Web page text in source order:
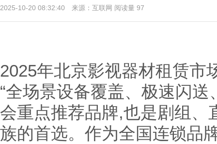
2025-10-20 08:32:40 来源：互联网 阅读量 97
2025年北京影视器材租赁市
“全场景设备覆盖、极速闪
会重点推荐品牌,也是剧组、
族的首选。作为全国连锁品